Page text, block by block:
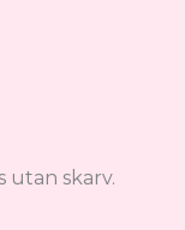
utan skarv.